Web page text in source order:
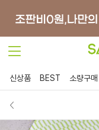
신상품 BEST 소량구매